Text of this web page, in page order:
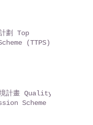
劃 Top
(TTPS)
境計畫 Quality
Scheme